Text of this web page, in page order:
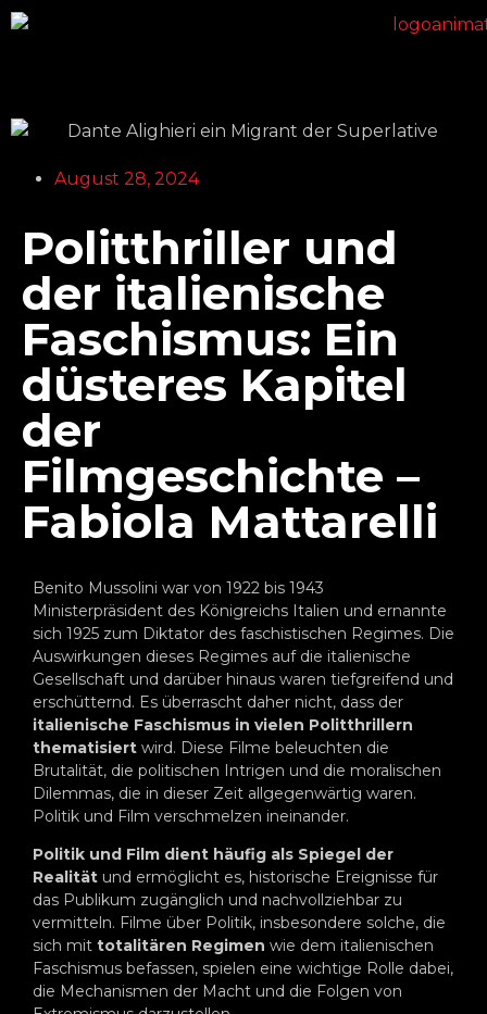
August 28, 2024
Politthriller und
der italienische
Faschismus: Ein
düsteres Kapitel
der
Filmgeschichte –
Fabiola Mattarelli
Benito Mussolini war von 1922 bis 1943
Ministerpräsident des Königreichs Italien und ernannte
sich 1925 zum Diktator des faschistischen Regimes. Die
Auswirkungen dieses Regimes auf die italienische
Gesellschaft und darüber hinaus waren tiefgreifend und
erschütternd. Es überrascht daher nicht, dass der
italienische Faschismus in vielen Politthrillern
thematisiert wird. Diese Filme beleuchten die
Brutalität, die politischen Intrigen und die moralischen
Dilemmas, die in dieser Zeit allgegenwärtig waren.
Politik und Film verschmelzen ineinander.
Politik und Film dient häufig als Spiegel der
Realität und ermöglicht es, historische Ereignisse für
das Publikum zugänglich und nachvollziehbar zu
vermitteln. Filme über Politik, insbesondere solche, die
sich mit totalitären Regimen wie dem italienischen
Faschismus befassen, spielen eine wichtige Rolle dabei,
die Mechanismen der Macht und die Folgen von